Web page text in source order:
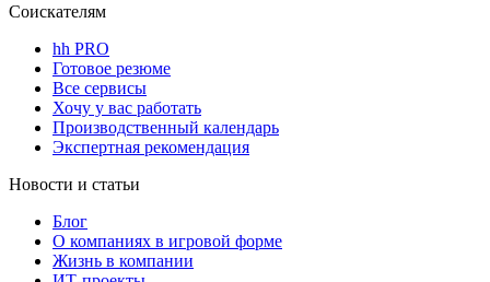
Соискателям
hh PRO
Готовое резюме
Все сервисы
Хочу у вас работать
Производственный календарь
Экспертная рекомендация
Новости и статьи
Блог
О компаниях в игровой форме
Жизнь в компании